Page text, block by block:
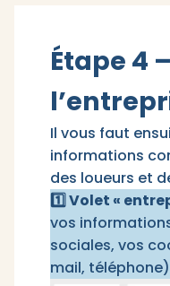
Étape 4
Il vous faut
informations
des loueurs et
1️⃣ Volet «
vos
sociales, vos
mail,